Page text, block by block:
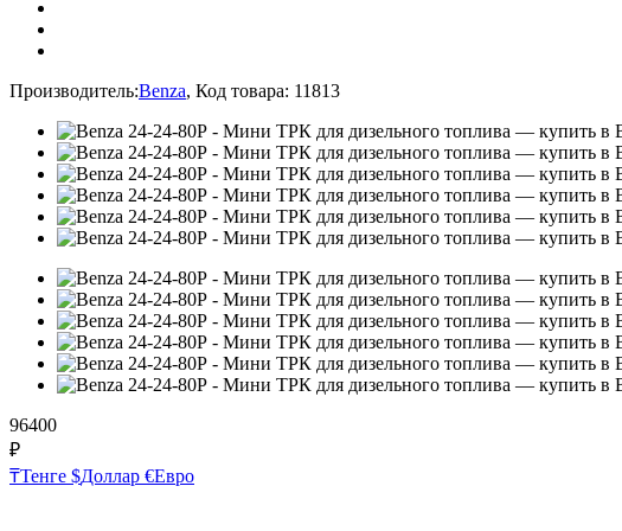
Производитель:Benza, Код товара: 11813
96400
₽
₸Тенге $Доллар €Евро